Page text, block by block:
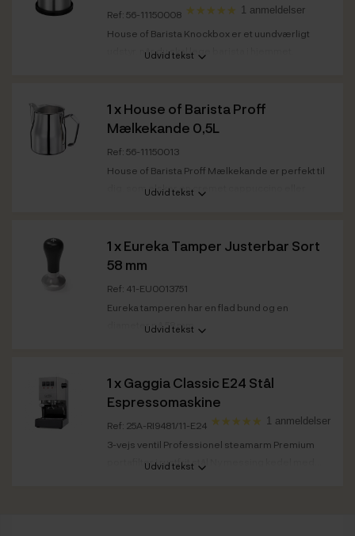
Ref: 56-11150008 1 anmeldelser
House of Barista Knockbox er et uundværligt
udstyr, når du skal lege barista i hjemmet.
Udvid tekst
1 xHouse of Barista Proff
Mælkekande 0,5L
Ref: 56-11150013
House of Barista Proff Mælkekande er perfekt til
dig, som elsker en cremet cappuccino eller
Udvid tekst
1 xEureka Tamper Justerbar Sort
58 mm
Ref: 41-EU0013751
Eureka tamperen har en flad bund og en
diameter på 58 mm.
Udvid tekst
1 xGaggia Classic E24 Stål
Espressomaskine
Ref: 25A-RI9481/11-E24 1 anmeldelser
3-vejs ventil Professionel steamarm Premium
portafilter i rustfrit stål Ny messing kedel med...
Udvid tekst